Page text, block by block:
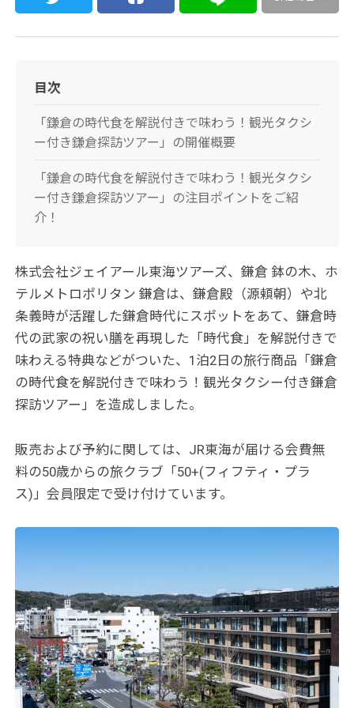
目次
「鎌倉の時代食を解説付きで味わう！観光タクシ
ー付き鎌倉探訪ツアー」の開催概要
「鎌倉の時代食を解説付きで味わう！観光タクシ
ー付き鎌倉探訪ツアー」の注目ポイントをご紹
介！
株式会社ジェイアール東海ツアーズ、鎌倉 鉢の木、ホ
テルメトロポリタン 鎌倉は、鎌倉殿（源頼朝）や北
条義時が活躍した鎌倉時代にスポットをあて、鎌倉時
代の武家の祝い膳を再現した「時代食」を解説付きで
味わえる特典などがついた、1泊2日の旅行商品「鎌倉
の時代食を解説付きで味わう！観光タクシー付き鎌倉
探訪ツアー」を造成しました。
販売および予約に関しては、JR東海が届ける会費無
料の50歳からの旅クラブ「50+(フィフティ・プラ
ス)」会員限定で受け付けています。